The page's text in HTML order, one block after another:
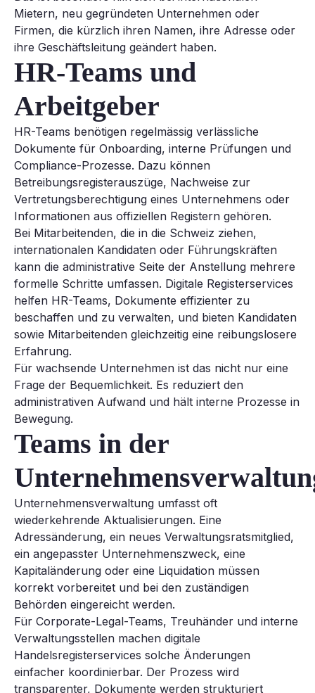
Mietern, neu gegründeten Unternehmen oder
Firmen, die kürzlich ihren Namen, ihre Adresse oder
ihre Geschäftsleitung geändert haben.
HR-Teams und
Arbeitgeber
HR-Teams benötigen regelmässig verlässliche
Dokumente für Onboarding, interne Prüfungen und
Compliance-Prozesse. Dazu können
Betreibungsregisterauszüge, Nachweise zur
Vertretungsberechtigung eines Unternehmens oder
Informationen aus offiziellen Registern gehören.
Bei Mitarbeitenden, die in die Schweiz ziehen,
internationalen Kandidaten oder Führungskräften
kann die administrative Seite der Anstellung mehrere
formelle Schritte umfassen. Digitale Registerservices
helfen HR-Teams, Dokumente effizienter zu
beschaffen und zu verwalten, und bieten Kandidaten
sowie Mitarbeitenden gleichzeitig eine reibungslosere
Erfahrung.
Für wachsende Unternehmen ist das nicht nur eine
Frage der Bequemlichkeit. Es reduziert den
administrativen Aufwand und hält interne Prozesse in
Bewegung.
Teams in der
Unternehmensverwaltung umfasst oft
wiederkehrende Aktualisierungen. Eine
Adressänderung, ein neues Verwaltungsratsmitglied,
ein angepasster Unternehmenszweck, eine
Kapitaländerung oder eine Liquidation müssen
korrekt vorbereitet und bei den zuständigen
Behörden eingereicht werden.
Für Corporate-Legal-Teams, Treuhänder und interne
Verwaltungsstellen machen digitale
Handelsregisterservices solche Änderungen
einfacher koordinierbar. Der Prozess wird
transparenter, Dokumente werden strukturiert